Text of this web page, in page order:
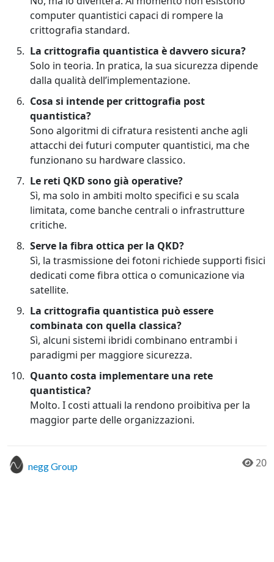
computer quantistici capaci di rompere la
crittografia standard.
La crittografia quantistica è davvero sicura?
Solo in teoria. In pratica, la sua sicurezza dipende
dalla qualità dell’implementazione.
Cosa si intende per crittografia post
quantistica?
Sono algoritmi di cifratura resistenti anche agli
attacchi dei futuri computer quantistici, ma che
funzionano su hardware classico.
Le reti QKD sono già operative?
Sì, ma solo in ambiti molto specifici e su scala
limitata, come banche centrali o infrastrutture
critiche.
Serve la fibra ottica per la QKD?
Sì, la trasmissione dei fotoni richiede supporti fisici
dedicati come fibra ottica o comunicazione via
satellite.
La crittografia quantistica può essere
combinata con quella classica?
Sì, alcuni sistemi ibridi combinano entrambi i
paradigmi per maggiore sicurezza.
Quanto costa implementare una rete
quantistica?
Molto. I costi attuali la rendono proibitiva per la
maggior parte delle organizzazioni.
negg Group 20